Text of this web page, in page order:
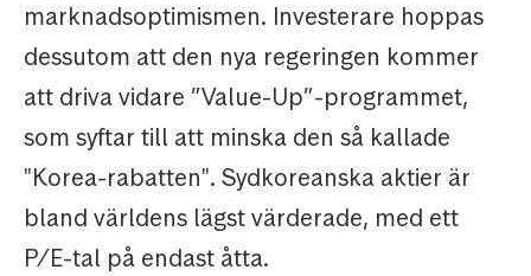
marknadsoptimismen. Investerare hoppas
dessutom att den nya regeringen kommer
att driva vidare ”Value-Up”-programmet,
som syftar till att minska den så kallade
"Korea-rabatten". Sydkoreanska aktier är
bland världens lägst värderade, med ett
P/E-tal på endast åtta.